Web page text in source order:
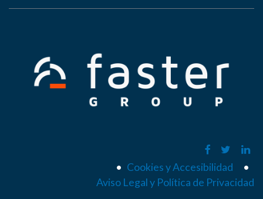
• Cookies y Accesibilidad
•
Aviso Legal y Política de Privacidad